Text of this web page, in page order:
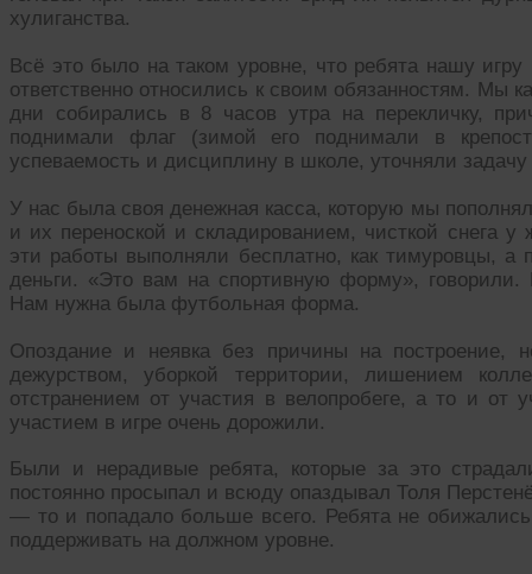
хулиганства.
Всё это было на таком уровне, что ребята нашу
ответственно относились к своим обязанностям. Мы
дни собирались в 8 часов утра на перекличку,
поднимали флаг (зимой его поднимали в
успеваемость и дисциплину в школе, уточняли
У нас была своя денежная касса, которую мы
и их переноской и складированием, чисткой снега
эти работы выполняли бесплатно, как тимуровцы,
деньги. «Это вам на спортивную форму»,
Нам нужна была футбольная форма.
Опоздание и неявка без причины на построение,
дежурством, уборкой территории, лишением
отстранением от участия в велопробеге, а то и от
участием в игре очень дорожили.
Были и нерадивые ребята, которые за это
постоянно просыпал и всюду опаздывал Толя
— то и попадало больше всего. Ребята не
поддерживать на должном уровне.